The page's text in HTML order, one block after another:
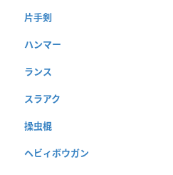
片手剣
ハンマー
ランス
スラアク
操虫棍
ヘビィボウガン